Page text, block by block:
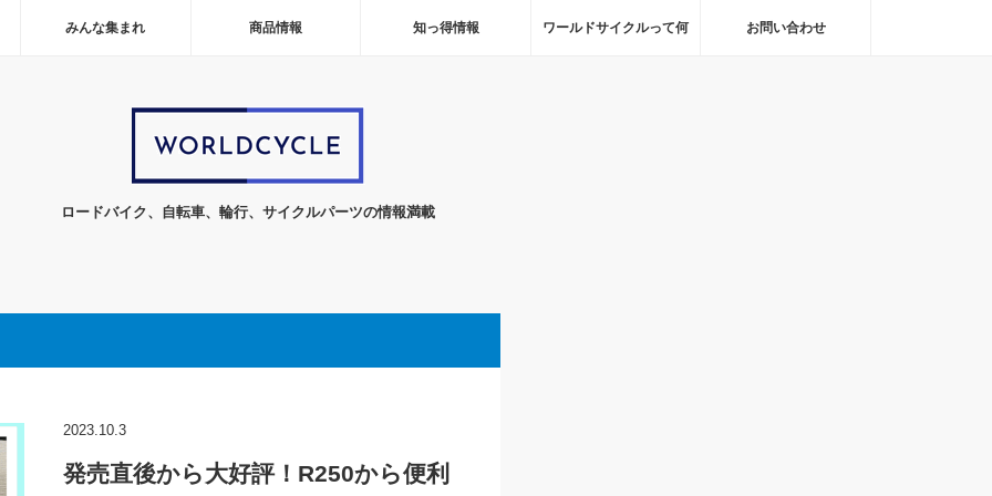
みんな集まれ 商品情報 知っ得情報 ワールドサイクルって何 お問い合わせ
ロードバイク、自転車、輪行、サイクルパーツの情報満載
2023.10.3
発売直後から大好評！R250から便利